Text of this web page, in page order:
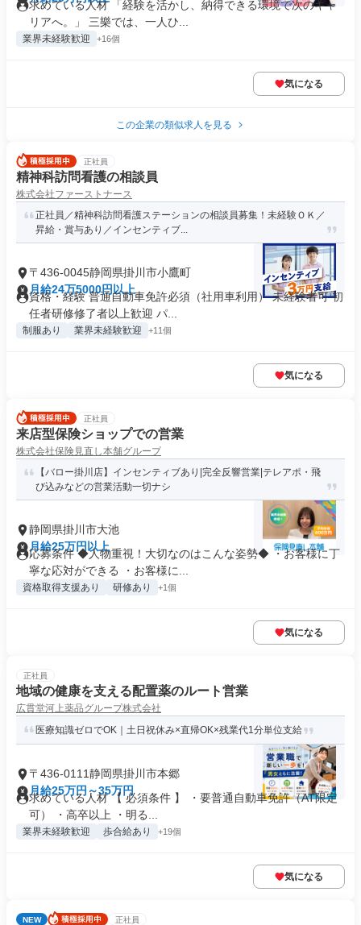
求めている人材 「経験を活かし、納得できる環境で次のキャ
リアへ。」 三樂では、一人ひ...
業界未経験歓迎 +16個
気になる
この企業の類似求人を見る
正社員
精神科訪問看護の相談員
株式会社ファーストナース
正社員／精神科訪問看護ステーションの相談員募集！未経験ＯＫ／
昇給・賞与あり／インセンティブ...
〒436-0045静岡県掛川市小鷹町
月給24万5000円以上
資格・経験 普通自動車免許必須（社用車利用） 未経験者可 初
任者研修修了者以上歓迎 パ...
制服あり 業界未経験歓迎 +11個
気になる
正社員
来店型保険ショップでの営業
株式会社保険見直し本舗グループ
【バロー掛川店】インセンティブあり|完全反響営業|テレアポ・飛
び込みなどの営業活動一切ナシ
静岡県掛川市大池
月給25万円以上
応募条件 ◆人物重視！大切なのはこんな姿勢◆ ・お客様に丁
寧な応対ができる ・お客様に...
資格取得支援あり 研修あり +1個
気になる
正社員
地域の健康を支える配置薬のルート営業
広貫堂河上薬品グループ株式会社
医療知識ゼロでOK｜土日祝休み×直帰OK×残業代1分単位支給
〒436-0111静岡県掛川市本郷
月給25万円～35万円
求めている人材 【 必須条件 】 ・要普通自動車免許（AT限定
可） ・高卒以上 ・明る...
業界未経験歓迎 歩合給あり +19個
気になる
NEW 正社員